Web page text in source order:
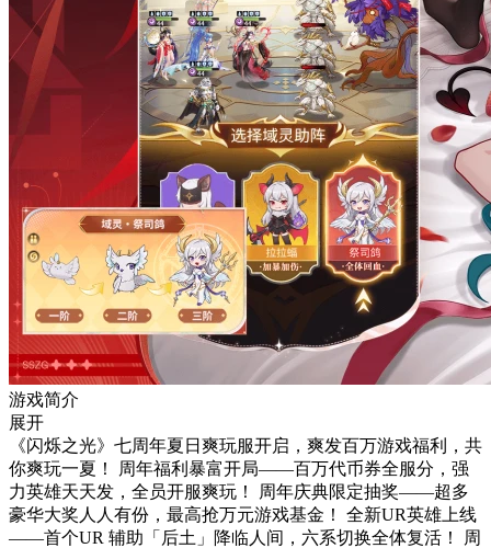
游戏简介
展开
《闪烁之光》七周年夏日爽玩服开启，爽发百万游戏福利，共
你爽玩一夏！ 周年福利暴富开局——百万代币券全服分，强
力英雄天天发，全员开服爽玩！ 周年庆典限定抽奖——超多
豪华大奖人人有份，最高抢万元游戏基金！ 全新UR英雄上线
——首个UR 辅助「后土」降临人间，六系切换全体复活！ 周